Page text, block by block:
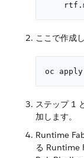
ここで作成
oc
ステップ 1
加します。
Runtime
る Runtime